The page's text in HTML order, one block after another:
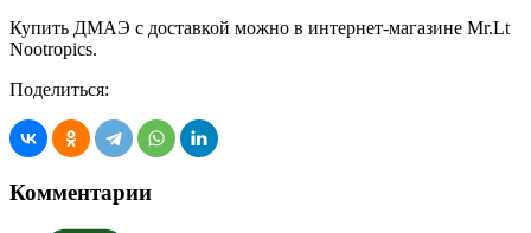
Купить ДМАЭ с доставкой можно в интернет-магазине Mr.Lt
Nootropics.
Поделиться:
Комментарии